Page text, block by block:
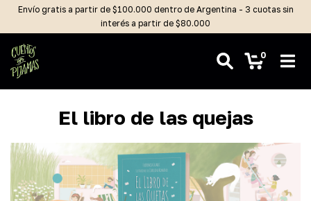
Envío gratis a partir de $100.000 dentro de Argentina - 3 cuotas sin
interés a partir de $80.000
0
El libro de las quejas